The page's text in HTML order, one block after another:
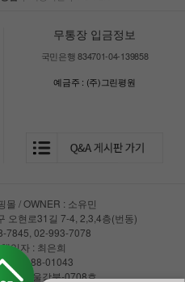
무통장 입금정보
국민은행 834701-04-139858
예금주 : (주)그린평원
몰 / OWNER : 소유민
오현로31길 7-4, 2,3,4층(번동)
7845, 02-993-7078
임자 : 최은희
: 147-88-01043
서울강북-0708호